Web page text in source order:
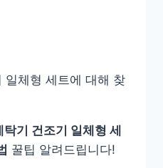
일체형 세트에 대해 찾
탁기 건조기 일체형 세
꿀팁 알려드립니다!